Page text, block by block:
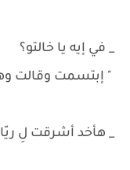
_ في إيه يا خالتو؟
" إبتسمت وقالت
_ هأخد أشرقت لِ